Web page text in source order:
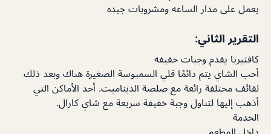
يعمل على مدار الساعه ومشروبات جيده
التقرير الثاني:
كافتيريا يقدم وجبات خفيفه
أحب الشاي يتم دائمًا قلي السمبوسة الصغيرة هناك وبعد ذلك
لفائف مختلفة رائعة مع صلصة الديناميت. أحد الأماكن التي
أذهب إليها لتناول وجبة خفيفة سريعة مع شاي كارال.
الخدمة